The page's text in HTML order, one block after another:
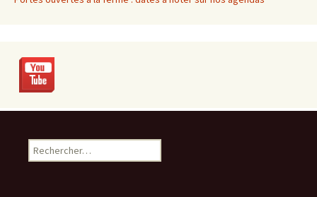
Rechercher :